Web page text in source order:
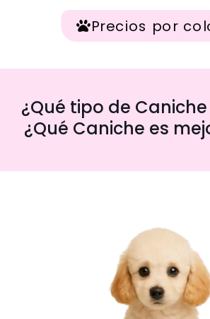
Precios por
¿Qué tipo de
¿Qué Caniche es